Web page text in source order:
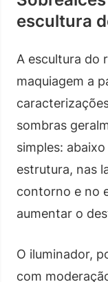
escultura
A escultura do
maquiagem a
sombras
simples:
estrutura, nas
contorno e no
aumentar o
O iluminador,
com